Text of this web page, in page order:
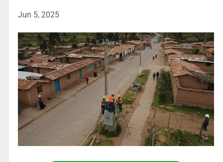
Jun 5, 2025